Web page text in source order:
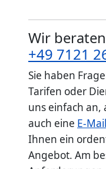
Wir
+49 7121
Sie haben
Tarifen oder
uns einfach an,
auch eine E-Mail
Ihnen ein
Angebot. Am